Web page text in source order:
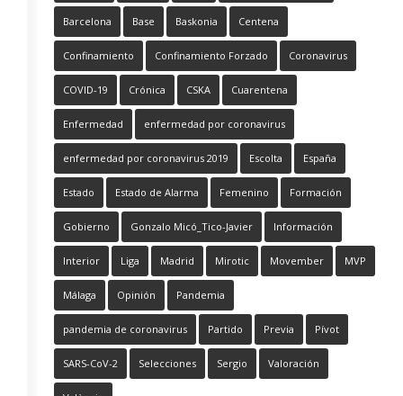
Barcelona Base Baskonia Centena
Confinamiento Confinamiento Forzado Coronavirus
COVID-19 Crónica CSKA Cuarentena
Enfermedad enfermedad por coronavirus
enfermedad por coronavirus 2019 Escolta España
Estado Estado de Alarma Femenino Formación
Gobierno Gonzalo Micó_Tico-Javier Información
Interior Liga Madrid Mirotic Movember MVP
Málaga Opinión Pandemia
pandemia de coronavirus Partido Previa Pívot
SARS-CoV-2 Selecciones Sergio Valoración